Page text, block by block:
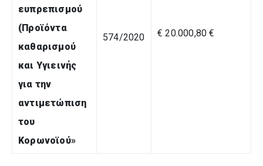
ευπρεπισμού
(Προϊόντα
καθαρισμού
και Υγιεινής
για την
αντιμετώπιση
του
Κορωνοϊού»
574/2020 € 20.000,80 €